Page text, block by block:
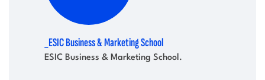
_ESIC Business & Marketing School
ESIC Business & Marketing School.